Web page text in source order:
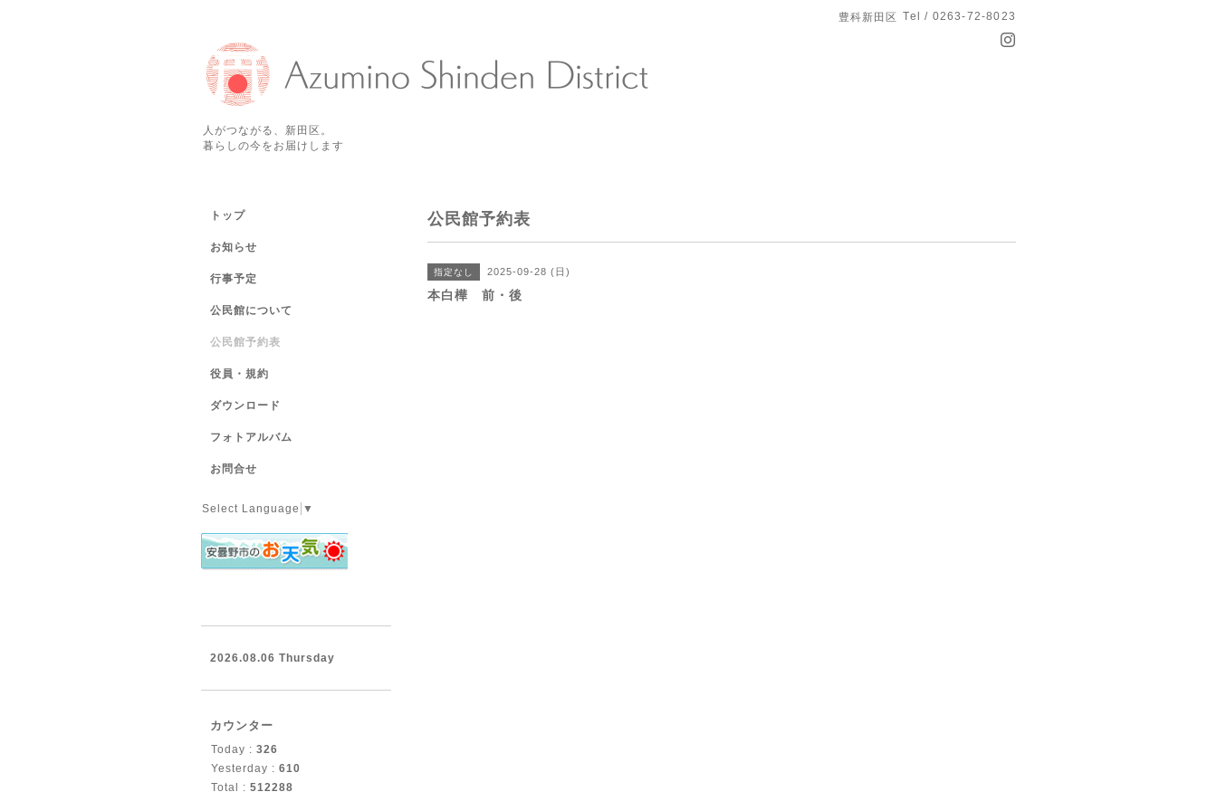
豊科新田区 Tel / 0263-72-8023
人がつながる、新田区。
暮らしの今をお届けします
公民館予約表
指定なし 2025-09-28 (日)
本白樺 前・後
トップ
お知らせ
行事予定
公民館について
公民館予約表
役員・規約
ダウンロード
フォトアルバム
お問合せ
Select Language ▼
2026.08.06 Thursday
カウンター
Today : 326
Yesterday : 610
Total : 512288